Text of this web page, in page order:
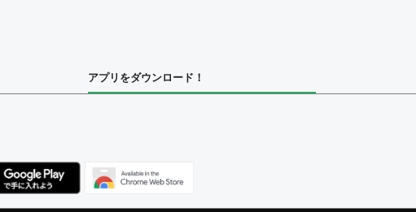
アプリをダウンロード！